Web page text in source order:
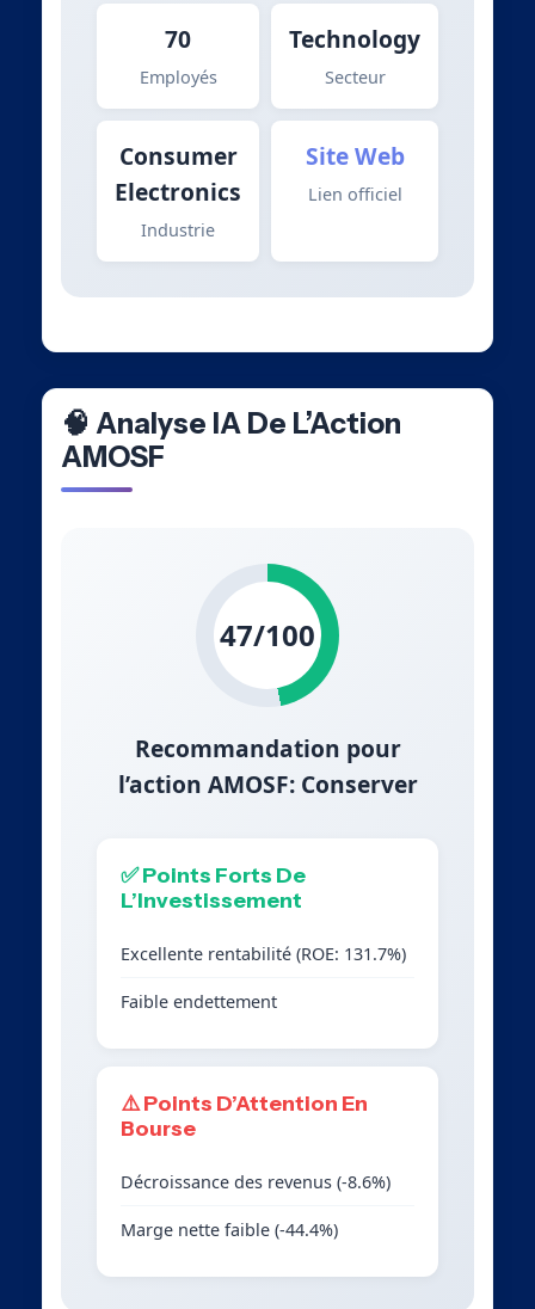
70
Employés
Technology
Secteur
Consumer
Electronics
Industrie
Site Web
Lien officiel
🧠 Analyse IA De L’Action
AMOSF
47/100
Recommandation pour
l’action AMOSF: Conserver
✅ Points Forts De
L’Investissement
Excellente rentabilité (ROE: 131.7%)
Faible endettement
⚠️ Points D’Attention En
Bourse
Décroissance des revenus (-8.6%)
Marge nette faible (-44.4%)